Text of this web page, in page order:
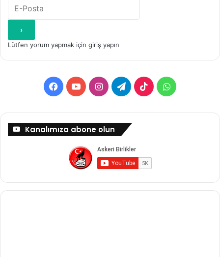
Lütfen yorum yapmak için giriş yapın
Facebook
YouTubeInstagramTelegramTikTokWhatsApp
Kanalımıza abone olun